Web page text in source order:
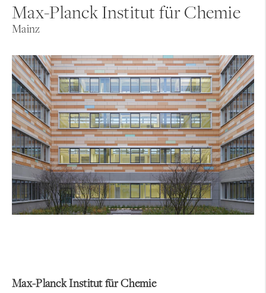
Max-Planck Institut für Chemie
Mainz
Max-Planck Institut für Chemie